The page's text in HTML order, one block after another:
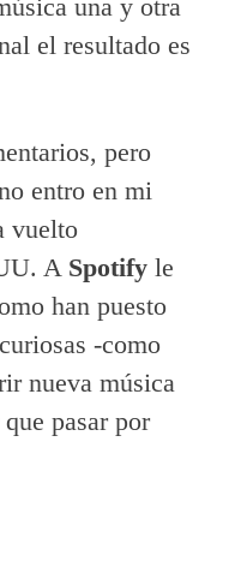
una y otra
el resultado es
pero
entro en mi
vuelto
A Spotify le
han puesto
-como
nueva música
pasar por